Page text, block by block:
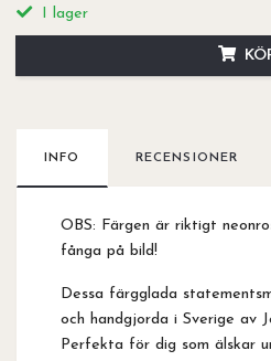
I lager
INFO RECENSIONER
OBS: Färgen är riktigt
fånga på bild!
Dessa färgglada
och handgjorda i Sverige av
Perfekta för dig som älskar